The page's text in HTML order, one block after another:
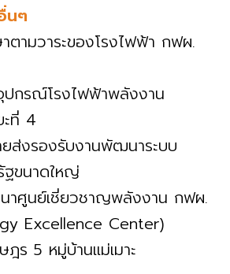
นๆ
ตามวาระของโรงไฟฟ้า กฟผ.
ปกรณ์โรงไฟฟ้าพลังงาน
ะที่ 4
ส่งรองรับงานพัฒนาระบบ
ฐขนาดใหญ่
าศูนย์เชี่ยวชาญพลังงาน กฟผ.
Excellence Center)
ร 5 หมู่บ้านแม่เมาะ